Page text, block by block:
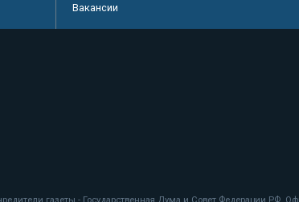
Вакансии
газеты - Государственная Дума и Совет Федерации РФ.